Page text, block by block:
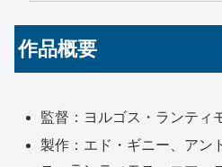
作品概要
監督：ヨルゴス・ランティ
製作：エド・ギニー、アン